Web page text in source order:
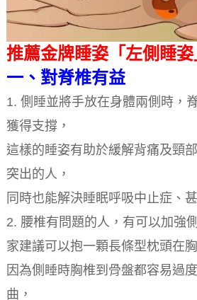
推薦金牌睡姿「左側睡姿
一、對脊椎有益
1. 側睡並將手放在身體兩側時，
獲得支撐，
這樣的睡姿有助於緩解背痛及頸
突出的人，
同時也能解決睡眠呼吸中止症、
2. 腰椎有問題的人，有可以加強
家建議可以抱一顆長條型枕頭在
因為側睡時胸椎到骨盤都容易過
曲，